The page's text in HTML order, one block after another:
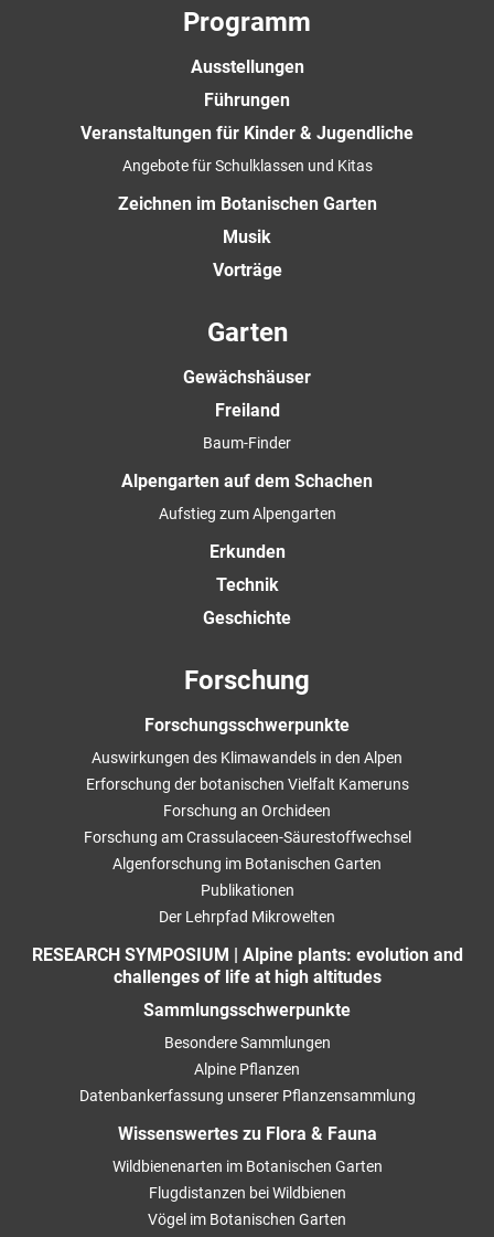
Programm
Ausstellungen
Führungen
Veranstaltungen für Kinder & Jugendliche
Angebote für Schulklassen und Kitas
Zeichnen im Botanischen Garten
Musik
Vorträge
Garten
Gewächshäuser
Freiland
Baum-Finder
Alpengarten auf dem Schachen
Aufstieg zum Alpengarten
Erkunden
Technik
Geschichte
Forschung
Forschungsschwerpunkte
Auswirkungen des Klimawandels in den Alpen
Erforschung der botanischen Vielfalt Kameruns
Forschung an Orchideen
Forschung am Crassulaceen-Säurestoffwechsel
Algenforschung im Botanischen Garten
Publikationen
Der Lehrpfad Mikrowelten
RESEARCH SYMPOSIUM | Alpine plants: evolution and
challenges of life at high altitudes
Sammlungsschwerpunkte
Besondere Sammlungen
Alpine Pflanzen
Datenbankerfassung unserer Pflanzensammlung
Wissenswertes zu Flora & Fauna
Wildbienenarten im Botanischen Garten
Flugdistanzen bei Wildbienen
Vögel im Botanischen Garten